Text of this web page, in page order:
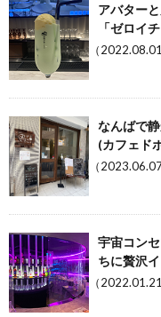
アバター
「ゼロイ
（
なんばで
(カフェド
（
宇宙コン
ちに贅沢
（